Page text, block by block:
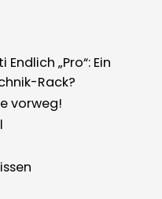
„Pro“: Ein
Rack?
vorweg!